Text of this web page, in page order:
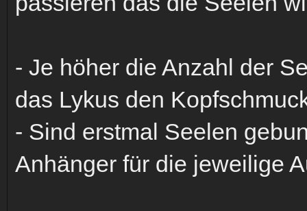
- Je höher die Anzahl der
das Lykus den
- Sind erstmal Seelen
Anhänger für die jeweilige